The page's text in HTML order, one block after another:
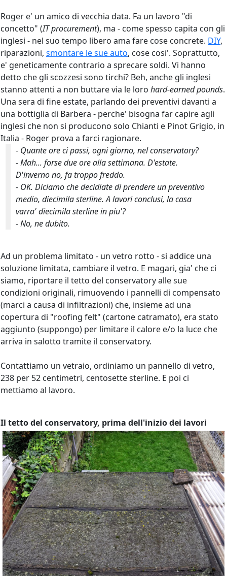
Roger e' un amico di vecchia data. Fa un lavoro "di
concetto" (IT procurement), ma - come spesso capita con gli
inglesi - nel suo tempo libero ama fare cose concrete. DIY,
riparazioni, smontare le sue auto, cose cosi'. Soprattutto,
e' geneticamente contrario a sprecare soldi. Vi hanno
detto che gli scozzesi sono tirchi? Beh, anche gli inglesi
stanno attenti a non buttare via le loro hard-earned pounds.
Una sera di fine estate, parlando dei preventivi davanti a
una bottiglia di Barbera - perche' bisogna far capire agli
inglesi che non si producono solo Chianti e Pinot Grigio, in
Italia - Roger prova a farci ragionare.
- Quante ore ci passi, ogni giorno, nel conservatory?
- Mah... forse due ore alla settimana. D'estate.
D'inverno no, fa troppo freddo.
- OK. Diciamo che decidiate di prendere un preventivo
medio, diecimila sterline. A lavori conclusi, la casa
varra' diecimila sterline in piu'?
- No, ne dubito.
Ad un problema limitato - un vetro rotto - si addice una
soluzione limitata, cambiare il vetro. E magari, gia' che ci
siamo, riportare il tetto del conservatory alle sue
condizioni originali, rimuovendo i pannelli di compensato
(marci a causa di infiltrazioni) che, insieme ad una
copertura di "roofing felt" (cartone catramato), era stato
aggiunto (suppongo) per limitare il calore e/o la luce che
arriva in salotto tramite il conservatory.
Contattiamo un vetraio, ordiniamo un pannello di vetro,
238 per 52 centimetri, centosette sterline. E poi ci
mettiamo al lavoro.
Il tetto del conservatory, prima dell'inizio dei lavori